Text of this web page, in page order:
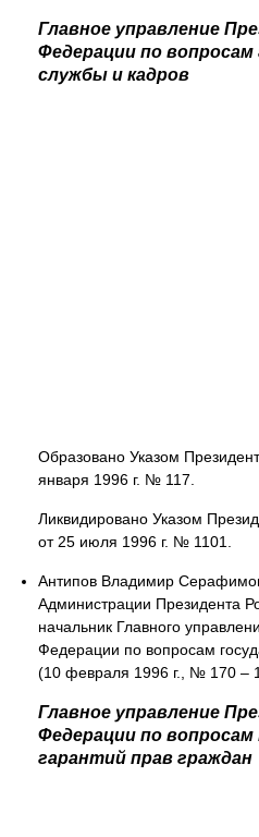
Главное управление
Федерации по
службы и кадров
Образовано Указом
января 1996 г. № 117.
Ликвидировано Указом
от 25 июля 1996 г. № 1101.
Антипов Владимир
Администрации Президента
начальник Главного
Федерации по вопросам
(10 февраля 1996 г., № 170 –
Главное управление
Федерации по
гарантий прав граждан